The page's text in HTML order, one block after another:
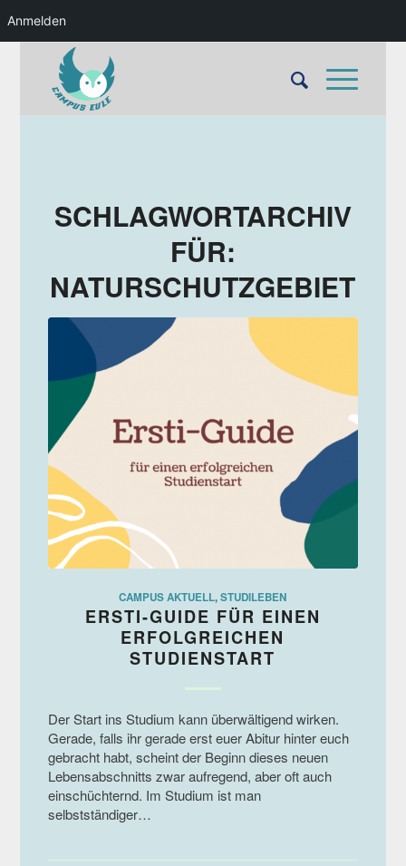
Anmelden
SCHLAGWORTARCHIV
FÜR:
NATURSCHUTZGEBIET
CAMPUS AKTUELL,STUDILEBEN
ERSTI-GUIDE FÜR EINEN
ERFOLGREICHEN
STUDIENSTART
Der Start ins Studium kann überwältigend wirken.
Gerade, falls ihr gerade erst euer Abitur hinter euch
gebracht habt, scheint der Beginn dieses neuen
Lebensabschnitts zwar aufregend, aber oft auch
einschüchternd. Im Studium ist man
selbstständiger…